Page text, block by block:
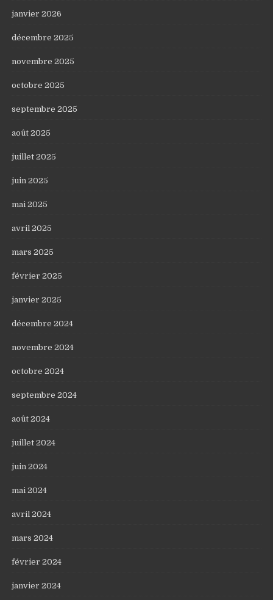
janvier 2026
décembre 2025
novembre 2025
octobre 2025
septembre 2025
août 2025
juillet 2025
juin 2025
mai 2025
avril 2025
mars 2025
février 2025
janvier 2025
décembre 2024
novembre 2024
octobre 2024
septembre 2024
août 2024
juillet 2024
juin 2024
mai 2024
avril 2024
mars 2024
février 2024
janvier 2024